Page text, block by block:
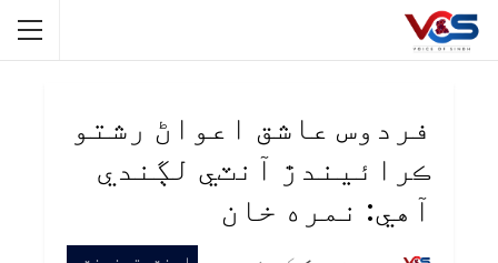
فردوس عاشق اعواڻ رشتو
ڪرائيندڙ آنٽي لڳندي
آهي: نمره خان